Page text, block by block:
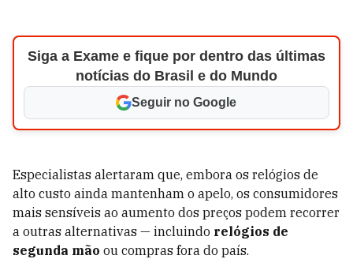
Siga a Exame e fique por dentro das últimas
notícias do Brasil e do Mundo
Seguir no Google
Especialistas alertaram que, embora os relógios de
alto custo ainda mantenham o apelo, os consumidores
mais sensíveis ao aumento dos preços podem recorrer
a outras alternativas — incluindo relógios de
segunda mão ou compras fora do país.